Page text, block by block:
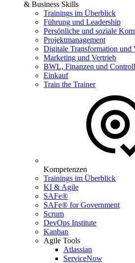
& Business Skills
Trainings im Überblick
Führung und Leadership
Persönliche und soziale
Projektmanagement
Digitale Transformation und
Marketing und Vertrieb
BWL, Finanzen und
Einkauf
Train the Trainer
Kompetenzen
Trainings im Überblick
KI & Agile
SAFe®
SAFe® for Government
Scrum
DevOps Institute
Kanban
Agile Tools
Atlassian
ServiceNow